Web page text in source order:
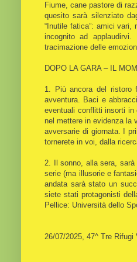
Fiume, cane pastore di
quesito sarà silenziato
“Inutile fatica”: amici
incognito ad
tracimazione delle
DOPO LA GARA – IL
1. Più ancora del ristoro
avventura. Baci e
eventuali conflitti insorti in
nel mettere in evidenza la
avversarie di giornata. I
tornerete in voi, dalla
2. Il sonno, alla sera, sarà
serie (ma illusorie e
andata sarà stato un
siete stati protagonisti
Pellice: Università dello
26/07/2025, 47^ Tre